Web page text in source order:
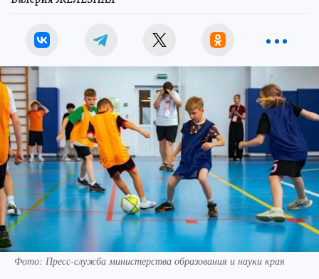
Фото: Пресс-служба министерства образования и науки края